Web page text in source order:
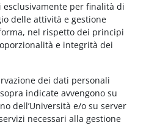
esclusivamente per finalità di
delle attività e gestione
nel rispetto dei principi
e integrità dei
dei dati personali
indicate avvengono su
dell’Università e/o su server
necessari alla gestione